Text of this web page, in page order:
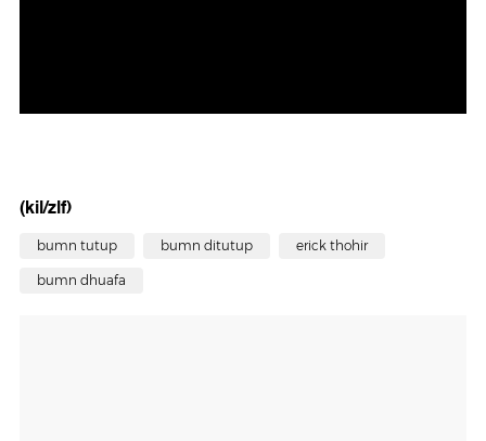
(kil/zlf)
bumn tutup bumn ditutup erick thohir
bumn dhuafa